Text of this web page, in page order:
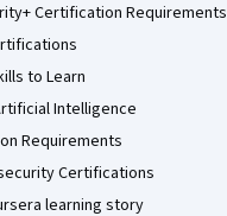
Certification Requirements
to Learn
Intelligence
Requirements
Certifications
learning story